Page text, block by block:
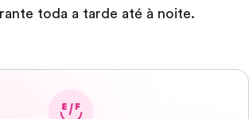
toda a tarde até à noite.